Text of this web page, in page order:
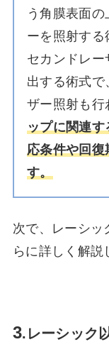
う角膜表面
ーを照射する
セカンドレ
出する術式
ザー照射も行
ップに関連
応条件や回復
す。
次で、レーシッ
らに詳しく解説
3. レーシック